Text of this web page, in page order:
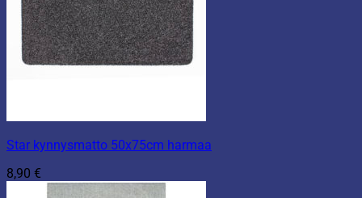
Star kynnysmatto 50x75cm harmaa
8,90 €